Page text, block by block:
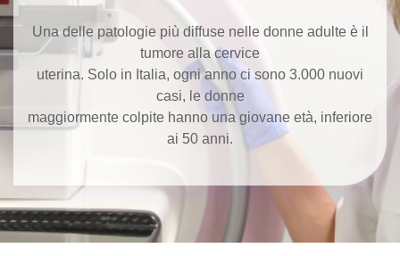
Una delle patologie più diffuse nelle donne adulte è il
tumore alla cervice
uterina. Solo in Italia, ogni anno ci sono 3.000 nuovi
casi, le donne
maggiormente colpite hanno una giovane età, inferiore
ai 50 anni.